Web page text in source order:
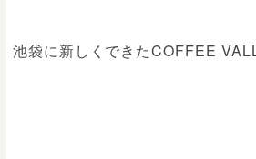
池袋に新しくできたCOFFEE